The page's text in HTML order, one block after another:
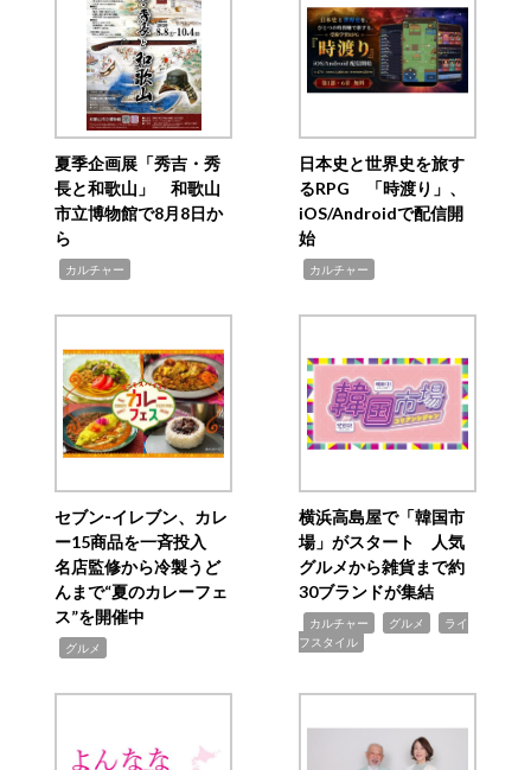
夏季企画展「秀吉・秀
長と和歌山」 和歌山
市立博物館で8月8日か
ら
カルチャー
日本史と世界史を旅す
るRPG 「時渡り」、
iOS/Androidで配信開
始
カルチャー
セブン‐イレブン、カレ
ー15商品を一斉投入
名店監修から冷製うど
んまで“夏のカレーフェ
ス”を開催中
グルメ
横浜高島屋で「韓国市
場」がスタート 人気
グルメから雑貨まで約
30ブランドが集結
カルチャー グルメ
ライ
フスタイル